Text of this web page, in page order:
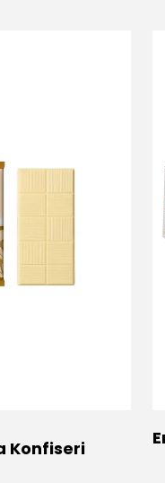
Konfiseri